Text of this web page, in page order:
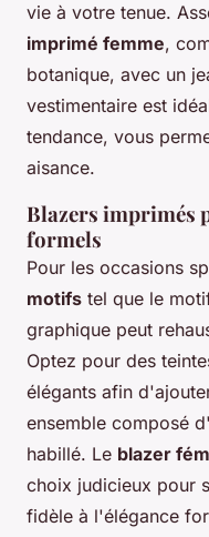
vie à votre tenue.
imprimé femme,
botanique, avec un
vestimentaire est
tendance, vous
aisance.
Blazers imprimés
formels
Pour les occasions
motifs tel que le
graphique peut
Optez pour des
élégants afin
ensemble composé
habillé. Le blazer
choix judicieux pour
fidèle à l'élégance